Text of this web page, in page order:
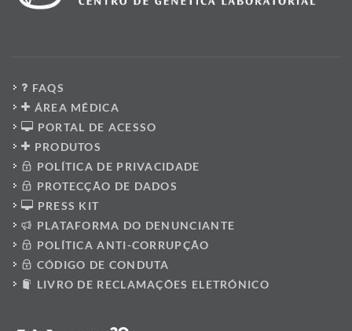
FAQS
ÁREA MÉDICA
PORTAL DE ACESSO
PRODUTOS
POLÍTICA DE PRIVACIDADE
PROTECÇÃO DE DADOS
PRESS KIT
PLATAFORMA DO DENUNCIANTE
POLÍTICA ANTI-CORRUPÇÃO
CÓDIGO DE CONDUTA
LIVRO DE RECLAMAÇÕES ELETRÓNICO